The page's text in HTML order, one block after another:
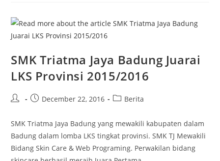
SMK Triatma Jaya Badung Juarai
LKS Provinsi 2015/2016
December 22, 2016 Berita
SMK Triatma Jaya Badung yang mewakili kabupaten dalam
Badung dalam lomba LKS tingkat provinsi. SMK TJ Mewakili
Bidang Skin Care & Web Programing. Perwakilan bidang